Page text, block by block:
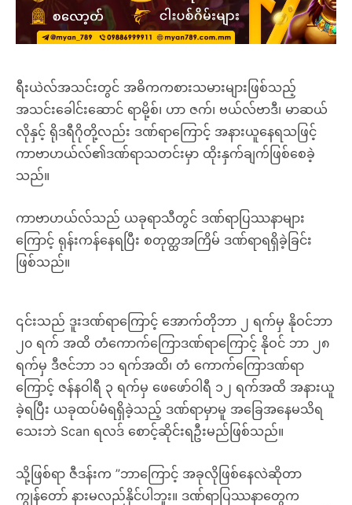
ရီးယဲလ်အသင်းတွင် အဓိကကစားသမားများဖြစ်သည့်
အသင်းခေါင်းဆောင် ရာမို့စ်၊ ဟာ ဇက်၊ ဗယ်လ်ဗာဒီ၊ မာဆယ်
လိုနှင့် ရိုဒရီဂိုတို့လည်း ဒဏ်ရာကြောင့် အနားယူနေရသဖြင့်
ကာဗာဟယ်လ်၏ဒဏ်ရာသတင်းမှာ ထိုးနှက်ချက်ဖြစ်စေခဲ့
သည်။
ကာဗာဟယ်လ်သည် ယခုရာသီတွင် ဒဏ်ရာပြဿနာများ
ကြောင့် ရုန်းကန်နေရပြီး စတုတ္ထအကြိမ် ဒဏ်ရာရရှိခဲ့ခြင်း
ဖြစ်သည်။
၎င်းသည် ဒူးဒဏ်ရာကြောင့် အောက်တိုဘာ ၂ ရက်မှ နိုဝင်ဘာ
၂၀ ရက် အထိ တံကောက်ကြောဒဏ်ရာကြောင့် နိုဝင် ဘာ ၂၈
ရက်မှ ဒီဇင်ဘာ ၁၁ ရက်အထိ၊ တံ ကောက်ကြောဒဏ်ရာ
ကြောင့် ဇန်နဝါရီ ၃ ရက်မှ ဖေဖော်ဝါရီ ၁၂ ရက်အထိ အနားယူ
ခဲ့ရပြီး ယခုထပ်မံရရှိခဲ့သည့် ဒဏ်ရာမှာမူ အခြေအနေမသိရ
သေးဘဲ Scan ရလဒ် စောင့်ဆိုင်းရဦးမည်ဖြစ်သည်။
သို့ဖြစ်ရာ ဇီဒန်းက ”ဘာကြောင့် အခုလိုဖြစ်နေလဲဆိုတာ
ကျွန်တော် နားမလည်နိုင်ပါဘူး။ ဒဏ်ရာပြဿနာတွေက